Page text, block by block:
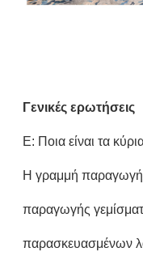
Γενικές ερωτήσεις
Ε: Ποια είναι τα
Η γραμμή
παραγωγής
παρασκευασμένων